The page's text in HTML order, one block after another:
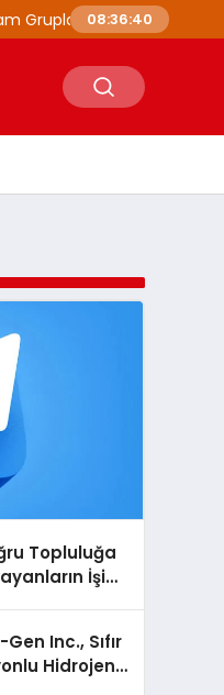
ile Doğru Topluluğa
08:36:41
Topluluğa
İşini
Inc., Sıfır
Hidrojen